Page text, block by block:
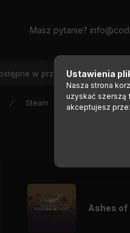
Masz pytanie?
w przedsprzedaży
Steam
Ashes of
Ustawienia
Nasza strona
uzyskać szerszą
akceptujesz